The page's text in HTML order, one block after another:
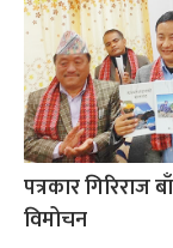
पत्रकार गिरिराज
विमोचन